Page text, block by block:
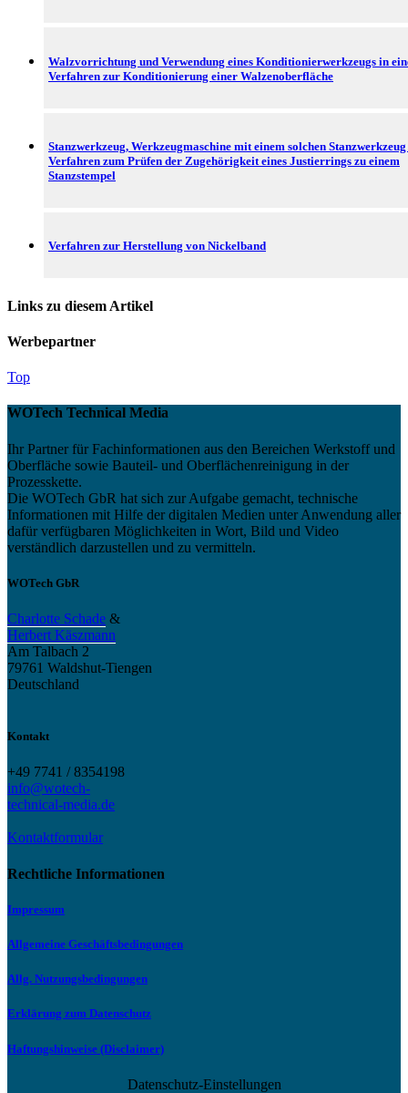
Walzvorrichtung und Verwendung eines Konditionierwerkzeugs in
Verfahren zur Konditionierung einer Walzenoberfläche
Stanzwerkzeug, Werkzeugmaschine mit einem solchen
Verfahren zum Prüfen der Zugehörigkeit eines Justierrings zu einem
Stanzstempel
Verfahren zur Herstellung von Nickelband
Links zu diesem Artikel
Werbepartner
Top
WOTech Technical Media
Ihr Partner für Fachinformationen aus den Bereichen Werkstoff und
Oberfläche sowie Bauteil- und Oberflächenreinigung in der
Prozesskette.
Die WOTech GbR hat sich zur Aufgabe gemacht, technische
Informationen mit Hilfe der digitalen Medien unter Anwendung aller
dafür verfügbaren Möglichkeiten in Wort, Bild und Video
verständlich darzustellen und zu vermitteln.
WOTech GbR
Charlotte Schade &
Herbert Käszmann
Am Talbach 2
79761 Waldshut-Tiengen
Deutschland
Kontakt
+49 7741 / 8354198
info@wotech-
technical-media.de
Kontaktformular
Rechtliche Informationen
Impressum
Allgemeine Geschäftsbedingungen
Allg. Nutzungsbedingungen
Erklärung zum Datenschutz
Haftungshinweise (Disclaimer)
Datenschutz-Einstellungen